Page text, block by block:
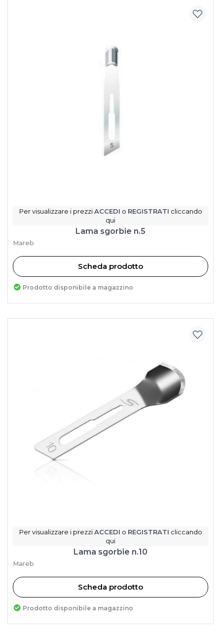
Per visualizzare i prezziACCEDI o REGISTRATI cliccando
qui
Lama sgorbie n.5
Mareb
Scheda prodotto
Prodotto disponibile a magazzino
Per visualizzare i prezziACCEDI o REGISTRATI cliccando
qui
Lama sgorbie n.10
Mareb
Scheda prodotto
Prodotto disponibile a magazzino